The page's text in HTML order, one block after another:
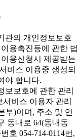
관의 개인정보보호
용촉진등에 관한 법
용신청시 제공받는
비스 이용중 생성되
야 합니다.
보호에 관한 관리
비스 이용자 관리
부)이며, 주소 및 연
동내로 64(동내동
호 054-714-0114번,